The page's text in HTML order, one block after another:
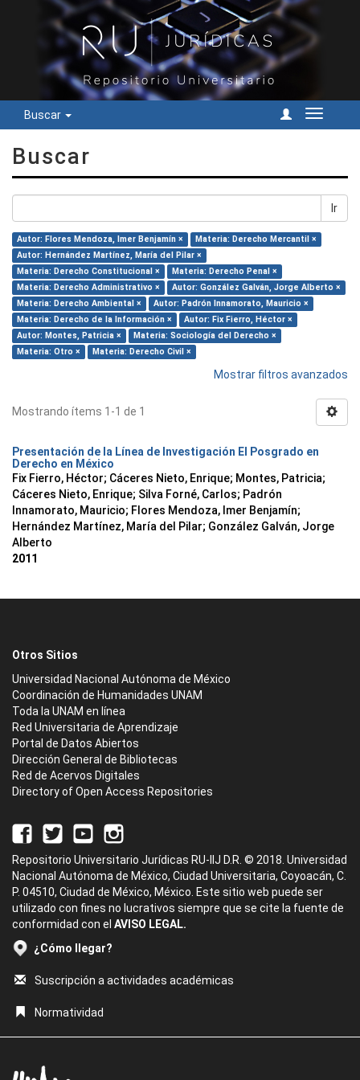
Buscar
Cambiar
Buscar
Ir
Autor: Flores Mendoza, Imer Benjamín ×
Materia: Derecho Mercantil ×
Autor: Hernández Martínez, María del Pilar ×
Materia: Derecho Constitucional ×
Materia: Derecho Penal ×
Materia: Derecho Administrativo ×
Autor: González Galván, Jorge Alberto ×
Materia: Derecho Ambiental ×
Autor: Padrón Innamorato, Mauricio ×
Materia: Derecho de la Información ×
Autor: Fix Fierro, Héctor ×
Autor: Montes, Patricia ×
Materia: Sociología del Derecho ×
Materia: Otro ×
Materia: Derecho Civil ×
Mostrar filtros avanzados
Mostrando ítems 1-1 de 1
Presentación de la Línea de Investigación El Posgrado en
Derecho en México
Fix Fierro, Héctor; Cáceres Nieto, Enrique; Montes, Patricia;
Cáceres Nieto, Enrique; Silva Forné, Carlos; Padrón
Innamorato, Mauricio; Flores Mendoza, Imer Benjamín;
Hernández Martínez, María del Pilar; González Galván, Jorge
Alberto
2011
Otros Sitios
Universidad Nacional Autónoma de México
Coordinación de Humanidades UNAM
Toda la UNAM en línea
Red Universitaria de Aprendizaje
Portal de Datos Abiertos
Dirección General de Bibliotecas
Red de Acervos Digitales
Directory of Open Access Repositories
Repositorio Universitario Jurídicas RU-IIJ D.R. © 2018. Universidad
Nacional Autónoma de México, Ciudad Universitaria, Coyoacán, C.
P. 04510, Ciudad de México, México. Este sitio web puede ser
utilizado con fines no lucrativos siempre que se cite la fuente de
conformidad con el AVISO LEGAL.
¿Cómo llegar?
Suscripción a actividades académicas
Normatividad